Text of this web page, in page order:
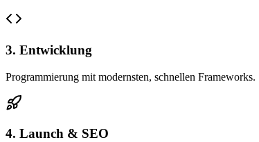
3. Entwicklung
Programmierung mit modernsten, schnellen Frameworks.
4. Launch & SEO